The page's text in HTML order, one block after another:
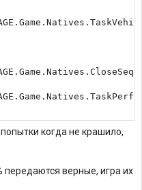
. Game . Natives .
. Game . Natives .
. Game . Natives .
когда не крашило,
передаются верные, игра их